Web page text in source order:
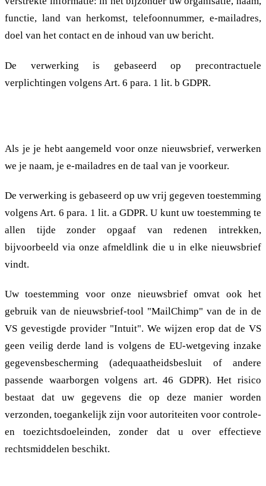
functie, land van herkomst, telefoonnummer, e-mailadres,
doel van het contact en de inhoud van uw bericht.
De verwerking is gebaseerd op precontractuele
verplichtingen volgens Art. 6 para. 1 lit. b GDPR.
Als je je hebt aangemeld voor onze nieuwsbrief, verwerken
we je naam, je e-mailadres en de taal van je voorkeur.
De verwerking is gebaseerd op uw vrij gegeven toestemming
volgens Art. 6 para. 1 lit. a GDPR. U kunt uw toestemming te
allen tijde zonder opgaaf van redenen intrekken,
bijvoorbeeld via onze afmeldlink die u in elke nieuwsbrief
vindt.
Uw toestemming voor onze nieuwsbrief omvat ook het
gebruik van de nieuwsbrief-tool "MailChimp" van de in de
VS gevestigde provider "Intuit". We wijzen erop dat de VS
geen veilig derde land is volgens de EU-wetgeving inzake
gegevensbescherming (adequaatheidsbesluit of andere
passende waarborgen volgens art. 46 GDPR). Het risico
bestaat dat uw gegevens die op deze manier worden
verzonden, toegankelijk zijn voor autoriteiten voor controle-
en toezichtsdoeleinden, zonder dat u over effectieve
rechtsmiddelen beschikt.